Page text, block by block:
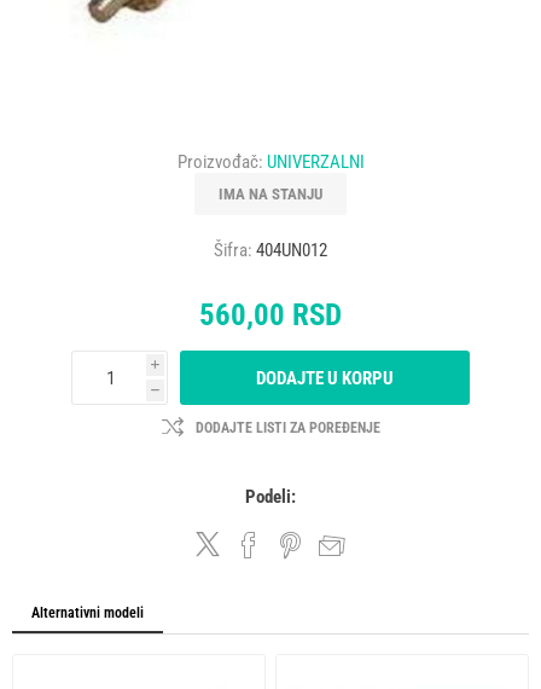
Proizvođač: UNIVERZALNI
IMA NA STANJU
Šifra: 404UN012
560,00 RSD
i
h
DODAJTE U KORPU
DODAJTE LISTI ZA POREĐENJE
Podeli:
Alternativni modeli